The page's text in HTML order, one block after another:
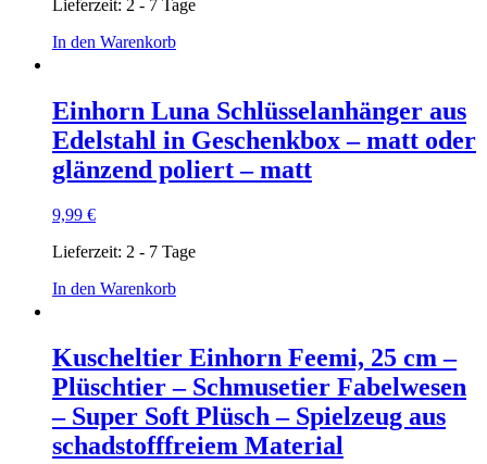
Lieferzeit: 2 - 7 Tage
In den Warenkorb
Einhorn Luna Schlüsselanhänger aus
Edelstahl in Geschenkbox – matt oder
glänzend poliert – matt
9,99 €
Lieferzeit: 2 - 7 Tage
In den Warenkorb
Kuscheltier Einhorn Feemi, 25 cm –
Plüschtier – Schmusetier Fabelwesen
– Super Soft Plüsch – Spielzeug aus
schadstofffreiem Material